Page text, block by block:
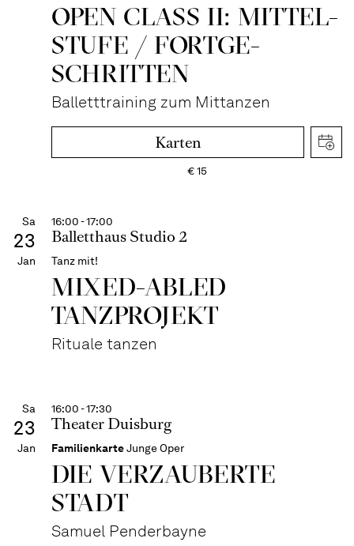
OPEN CLASS II: MITTEL­
STUFE / FORT­GE­
SCHRITTEN
Balletttraining zum Mittanzen
Karten
€15
Sa
23
Jan
16:00 - 17:00
Balletthaus Studio 2
Tanz mit!
MIXED-ABLED
TANZPROJEKT
Rituale tanzen
Sa
23
Jan
16:00 - 17:30
Theater Duisburg
FamilienkarteJunge Oper
DIE VERZAUBERTE
STADT
Samuel Penderbayne